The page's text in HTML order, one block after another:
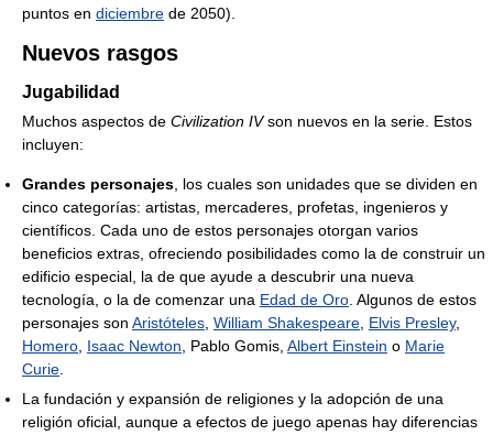
puntos en diciembre de 2050).
Nuevos rasgos
Jugabilidad
Muchos aspectos de Civilization IVson nuevos en la serie. Estos
incluyen:
Grandes personajes , los cuales son unidades que se dividen en
cinco categorías: artistas, mercaderes, profetas, ingenieros y
científicos. Cada uno de estos personajes otorgan varios
beneficios extras, ofreciendo posibilidades como la de construir un
edificio especial, la de que ayude a descubrir una nueva
tecnología, o la de comenzar una Edad de Oro . Algunos de estos
personajes son Aristóteles William Shakespeare Elvis Presley,
Homero Isaac Newton , Pablo Gomis, Albert Einstein o Marie
Curie
La fundación y expansión de religiones y la adopción de una
religión oficial, aunque a efectos de juego apenas hay diferencias